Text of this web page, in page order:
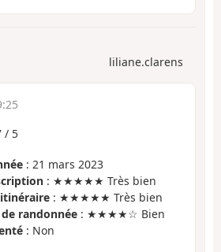
liliane.clarens
/ 5
: 21 mars 2023
: ★★★★★ Très bien
: ★★★★★ Très bien
randonnée : ★★★★☆ Bien
: Non